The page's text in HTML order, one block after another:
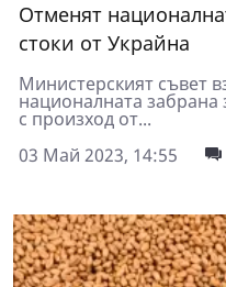
Отменят
стоки от Украйна
Министерският съвет
националната забрана
с произход от...
03 Май 2023, 14:55